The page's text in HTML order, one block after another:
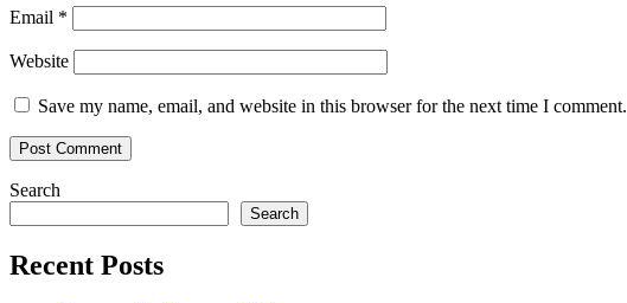
Email *
Website
Save my name, email, and website in this browser for the next time I comment.
Search
Search
Recent Posts